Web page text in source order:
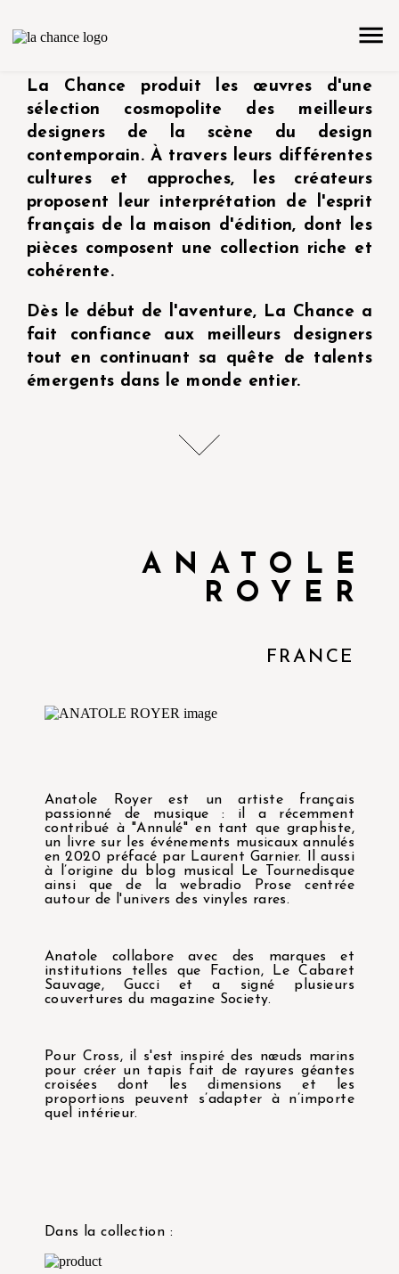
La Chance produit les œuvres d'une
sélection cosmopolite des meilleurs
designers de la scène du design
contemporain. À travers leurs différentes
cultures et approches, les créateurs
proposent leur interprétation de l'esprit
français de la maison d'édition, dont les
pièces composent une collection riche et
cohérente.
Dès le début de l'aventure, La Chance a
fait confiance aux meilleurs designers
tout en continuant sa quête de talents
émergents dans le monde entier.
ANATOLE
ROYER
FRANCE
Anatole Royer est un artiste français
passionné de musique : il a récemment
contribué à "Annulé" en tant que graphiste,
un livre sur les événements musicaux annulés
en 2020 préfacé par Laurent Garnier. Il aussi
à l’origine du blog musical Le Tournedisque
ainsi que de la webradio Prose centrée
autour de l'univers des vinyles rares.
Anatole collabore avec des marques et
institutions telles que Faction, Le Cabaret
Sauvage, Gucci et a signé plusieurs
couvertures du magazine Society.
Pour Cross, il s'est inspiré des nœuds marins
pour créer un tapis fait de rayures géantes
croisées dont les dimensions et les
proportions peuvent s’adapter à n’importe
quel intérieur.
Dans la collection :